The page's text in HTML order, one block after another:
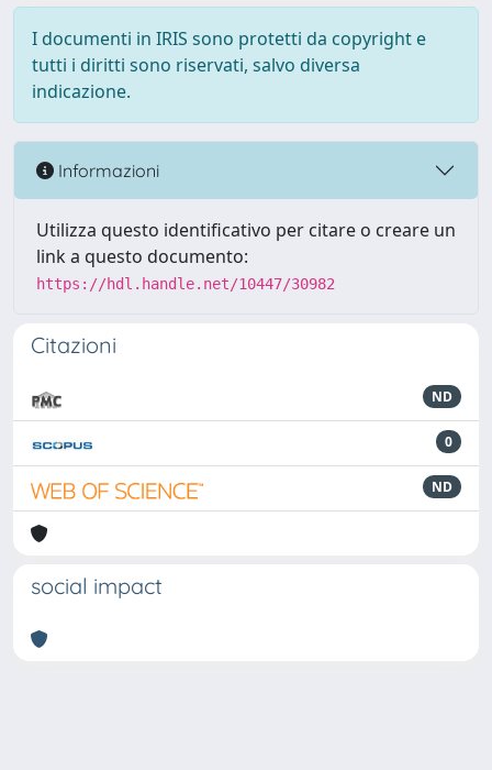
I documenti in IRIS sono protetti da copyright e
tutti i diritti sono riservati, salvo diversa
indicazione.
Informazioni
Utilizza questo identificativo per citare o creare un
link a questo documento:
https://hdl.handle.net/10447/30982
Citazioni
ND
0
ND
social impact